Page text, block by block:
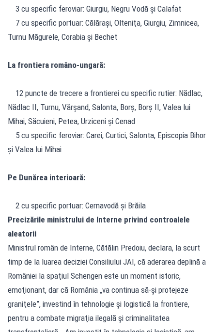
3 cu specific feroviar: Giurgiu, Negru Vodă şi Calafat
7 cu specific portuar: Călăraşi, Olteniţa, Giurgiu, Zimnicea,
Turnu Măgurele, Corabia şi Bechet
La frontiera româno-ungară:
12 puncte de trecere a frontierei cu specific rutier: Nădlac,
Nădlac II, Turnu, Vărşand, Salonta, Borş, Borş II, Valea lui
Mihai, Săcuieni, Petea, Urziceni şi Cenad
5 cu specific feroviar: Carei, Curtici, Salonta, Episcopia Bihor
şi Valea lui Mihai
Pe Dunărea interioară:
2 cu specific portuar: Cernavodă şi Brăila
Precizările ministrului de Interne privind controalele
aleatorii
Ministrul român de Interne, Cătălin Predoiu, declara, la scurt
timp de la luarea deciziei Consiliului JAI, că aderarea deplină a
României la spaţiul Schengen este un moment istoric,
emoţionant, dar că România „va continua să-şi protejeze
graniţele”, investind în tehnologie şi logistică la frontiere,
pentru a combate migraţia ilegală şi criminalitatea